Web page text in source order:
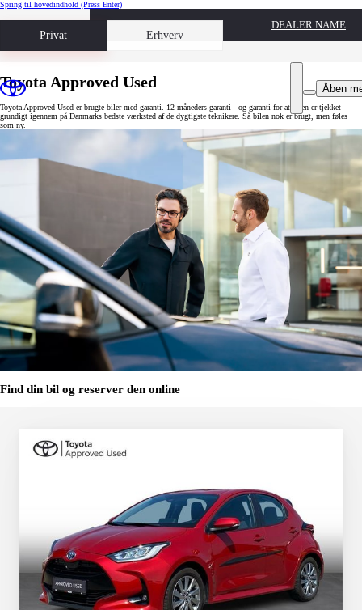
Spring til hovedindhold (Press Enter)
Privat Erhverv
Book prøvetur
DEALER NAME
Åben
Toyota Approved Used
Toyota Approved Used er brugte biler med garanti. 12 måneders garanti - og garanti for at bilen er tjekket
grundigt igennem på Danmarks bedste værksted af de dygtigste teknikere. Så bilen nok er brugt, men føles
som ny.
Find din bil og reserver den online